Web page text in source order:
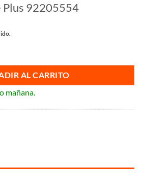
Plus 92205554
AL CARRITO
mañana.